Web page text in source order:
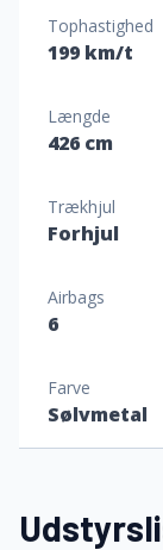
Tophastighed
199 km/t
Længde
426 cm
Trækhjul
Forhjul
Airbags
6
Farve
Sølvmetal